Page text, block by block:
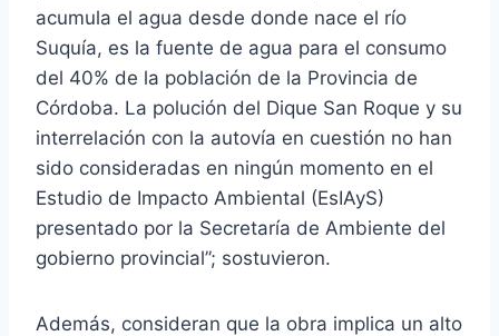
acumula el agua desde donde nace el río
Suquía, es la fuente de agua para el consumo
del 40% de la población de la Provincia de
Córdoba. La polución del Dique San Roque y su
interrelación con la autovía en cuestión no han
sido consideradas en ningún momento en el
Estudio de Impacto Ambiental (EsIAyS)
presentado por la Secretaría de Ambiente del
gobierno provincial”; sostuvieron.
Además, consideran que la obra implica un alto